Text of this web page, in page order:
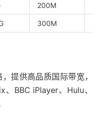
200M
300M
提供高品质国际带宽，
BBC iPlayer、Hulu、